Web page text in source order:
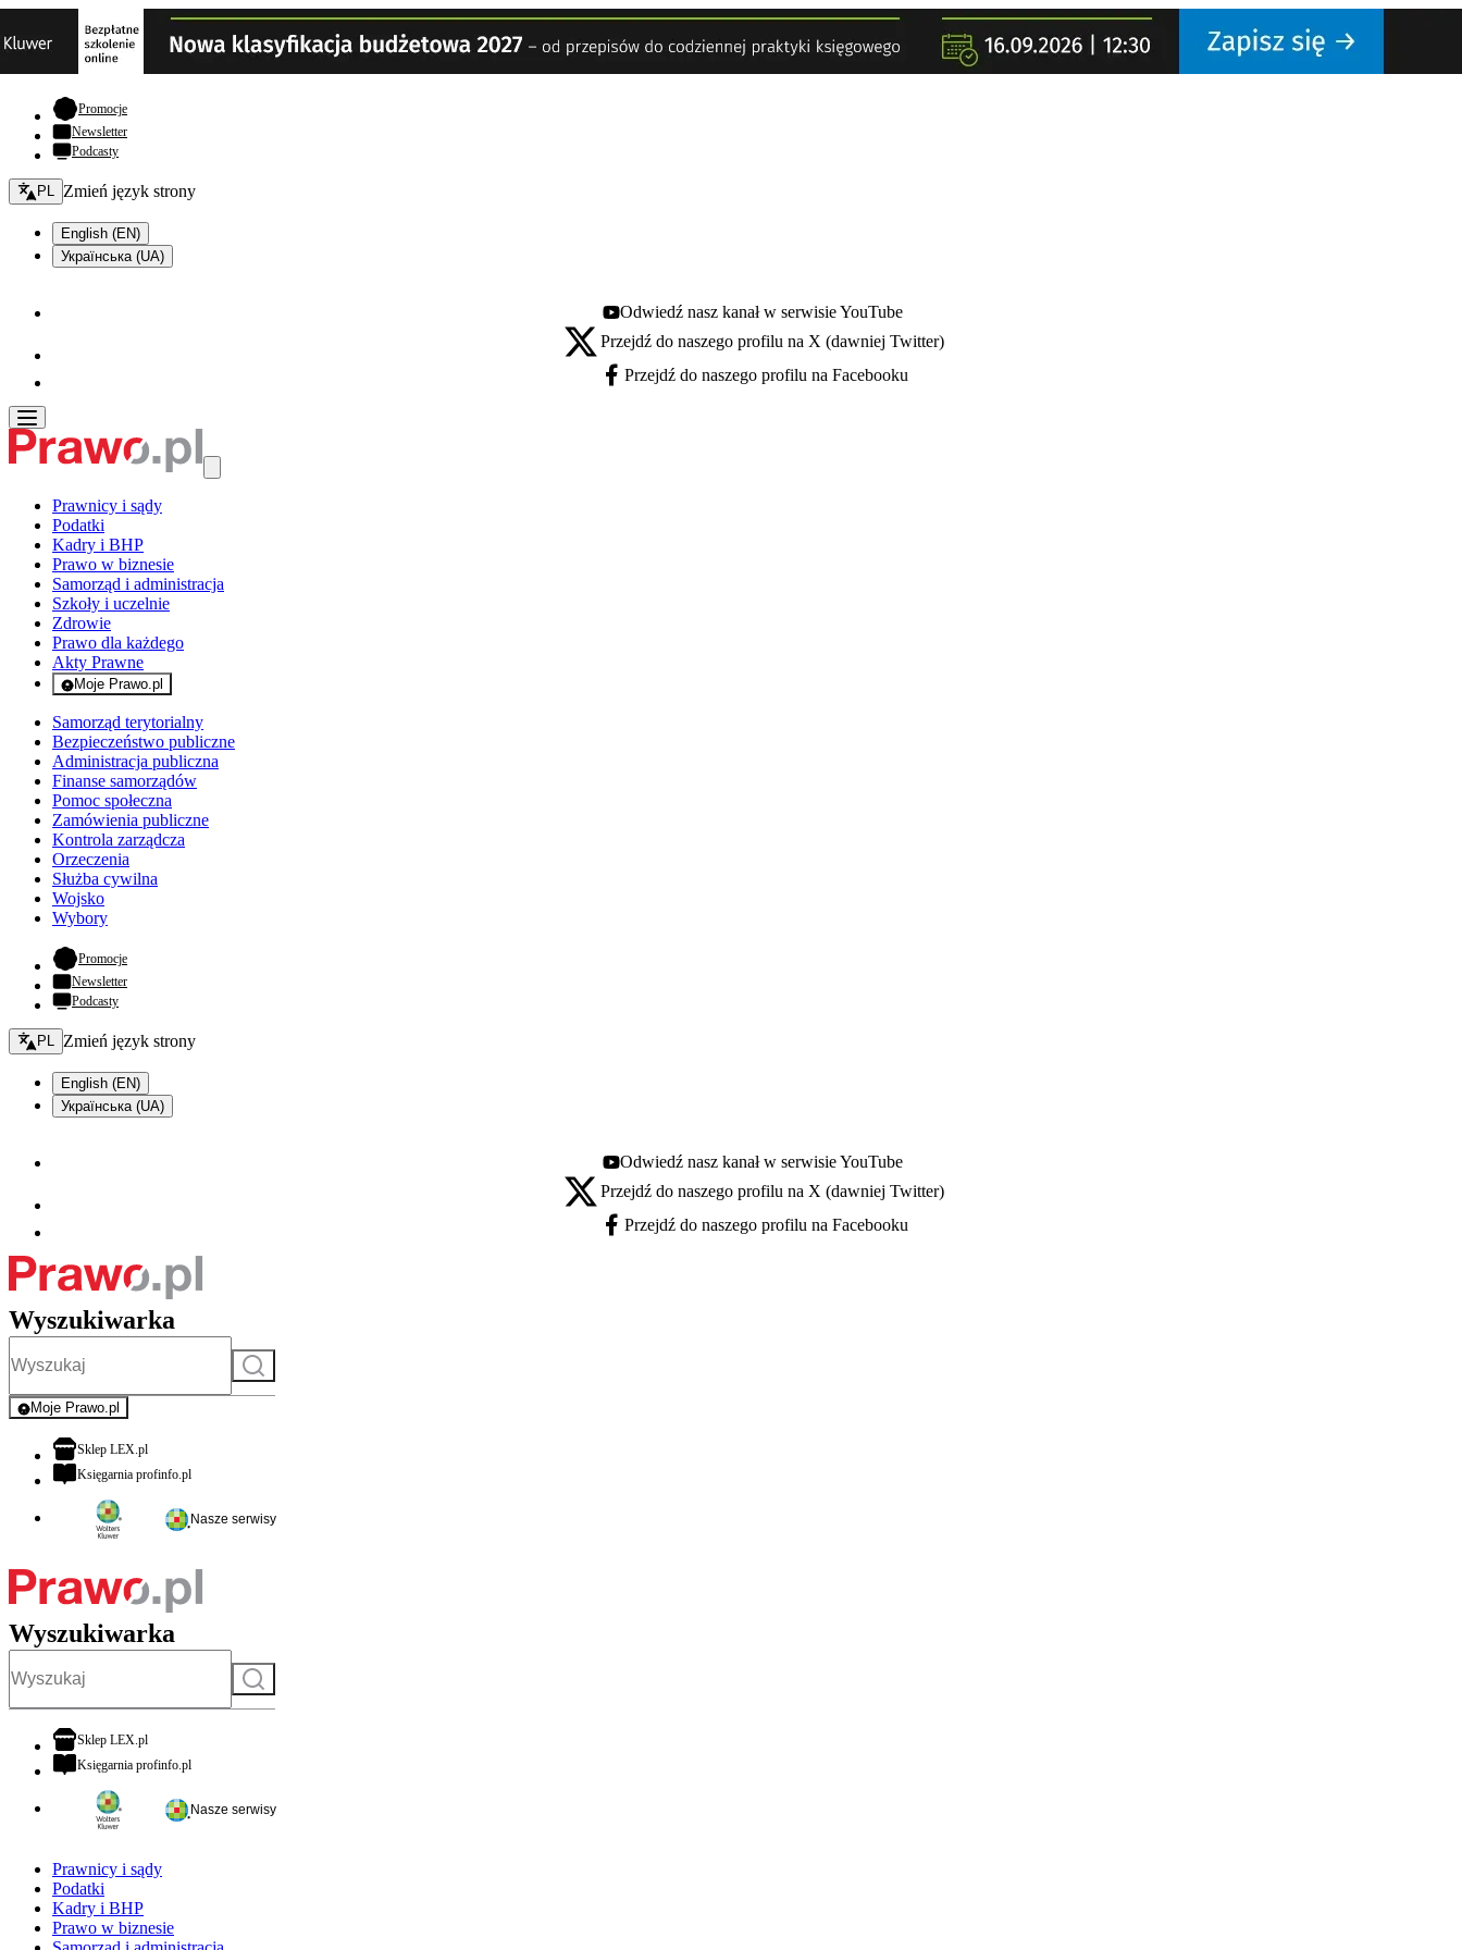
Promocje- otwiera się w nowej karcie
Newsletter
Podcasty
Zmień język - bieżący:
PL Zmień język strony
English (EN)
Українська (UA)
Youtube - otwiera się w nowej karcie
Odwiedź nasz kanał w serwisie YouTube
X - otwiera się w nowej karcie
Przejdź do naszego profilu na X (dawniej Twitter)
Facebook - otwiera się w nowej karcie
Przejdź do naszego profilu na Facebooku
Prawnicy i sądy
Podatki
Kadry i BHP
Prawo w biznesie
Samorząd i administracja
Szkoły i uczelnie
Zdrowie
Prawo dla każdego
Akty Prawne
Moje Prawo.pl
- rejestracja i logowanie do serwisu
Samorząd terytorialny
Bezpieczeństwo publiczne
Administracja publiczna
Finanse samorządów
Pomoc społeczna
Zamówienia publiczne
Kontrola zarządcza
Orzeczenia
Służba cywilna
Wojsko
Wybory
Promocje- otwiera się w nowej karcie
Newsletter
Podcasty
Zmień język - bieżący:
PL Zmień język strony
English (EN)
Українська (UA)
Youtube - otwiera się w nowej karcie
Odwiedź nasz kanał w serwisie YouTube
X - otwiera się w nowej karcie
Przejdź do naszego profilu na X (dawniej Twitter)
Facebook - otwiera się w nowej karcie
Przejdź do naszego profilu na Facebooku
Wyszukiwarka
Szukaj
Moje Prawo.pl
- rejestracja i logowanie do serwisu
Sklep LEX.plotwiera się w nowej karcie
Księgarnia profinfo.plotwiera się w nowej karcie
Nasze serwisy
Wyszukiwarka
Szukaj
Sklep LEX.plotwiera się w nowej karcie
Księgarnia profinfo.plotwiera się w nowej karcie
Nasze serwisy
Prawnicy i sądy
Podatki
Kadry i BHP
Prawo w biznesie